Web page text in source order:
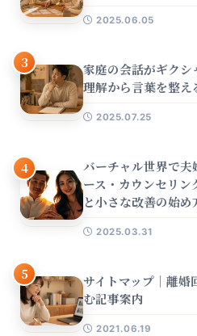
2025.06.05
3
家庭の会話がギク
理解から言葉を整え
2025.07.25
4
バーチャル世界で夫
ース・カウンセリ
と小さな改善の始め
2025.03.31
5
サイトマップ｜離
む記事案内
2021.06.19